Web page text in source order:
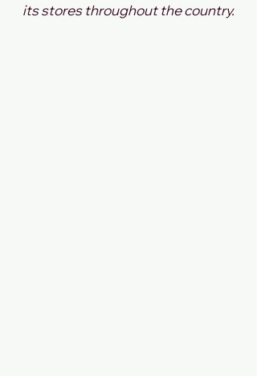
its stores throughout the country.